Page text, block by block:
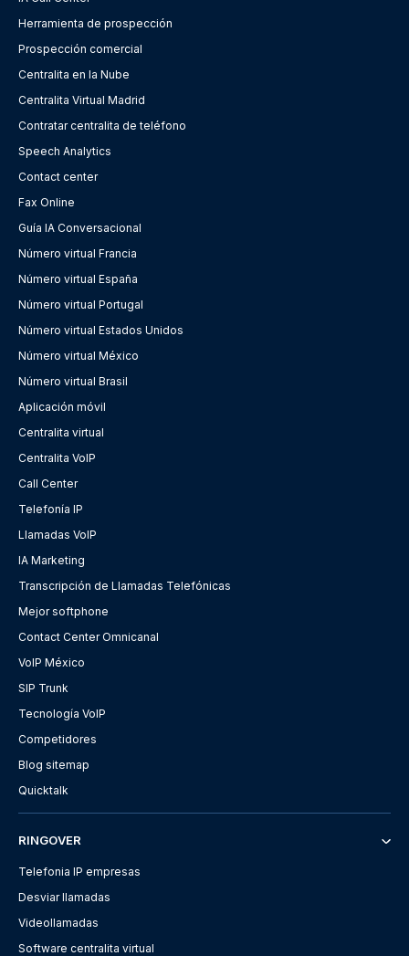
Herramienta de prospección
Prospección comercial
Centralita en la Nube
Centralita Virtual Madrid
Contratar centralita de teléfono
Speech Analytics
Contact center
Fax Online
Guía IA Conversacional
Número virtual Francia
Número virtual España
Número virtual Portugal
Número virtual Estados Unidos
Número virtual México
Número virtual Brasil
Aplicación móvil
Centralita virtual
Centralita VoIP
Call Center
Telefonía IP
Llamadas VoIP
IA Marketing
Transcripción de Llamadas Telefónicas
Mejor softphone
Contact Center Omnicanal
VoIP México
SIP Trunk
Tecnología VoIP
Competidores
Blog sitemap
Quicktalk
RINGOVER
Telefonia IP empresas
Desviar llamadas
Videollamadas
Software centralita virtual